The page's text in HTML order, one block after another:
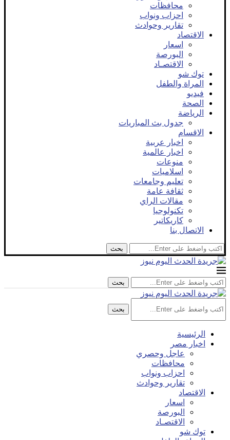
محافظات
احزاب ونواب
تقارير وحوادث
الاقتصاد
اسعار
البورصة
الاقتصـاد
توك شو
المراة والطفل
فيديو
الصحة
الرياضة
جدول بث المباريات
الاقسام
اخبار عربية
اخبار عالمية
منوعات
اسلاميات
تعليم وجامعات
ثقافة عامة
مقالات الراي
تكنولوجيا
كاريكاتير
الاتصال بنا
بحث
بحث
بحث
الرئيسية
اخبار مصر
عاجل وحصري
محافظات
احزاب ونواب
تقارير وحوادث
الاقتصاد
اسعار
البورصة
الاقتصـاد
توك شو